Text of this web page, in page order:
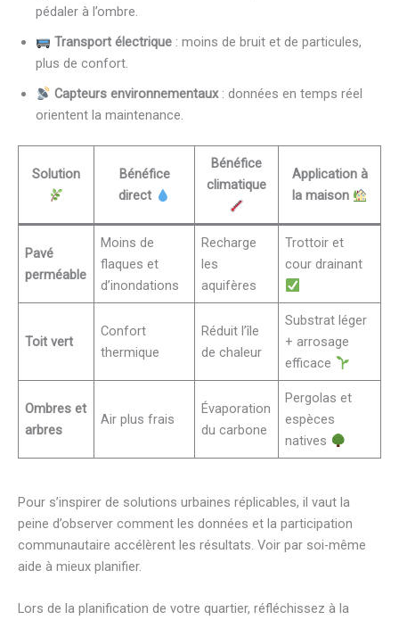
pédaler à l’ombre.
Transport électrique: moins de bruit et de particules,
plus de confort.
Capteurs environnementaux: données en temps réel
orientent la maintenance.
Solution
Bénéfice
direct
Bénéfice
climatique
Application à
la maison
Pavé
perméable
Moins de
flaques et
d’inondations
Recharge
les
aquifères
Trottoir et
cour drainant
Toit vert
Confort
thermique
Réduit l’île
de chaleur
Substrat léger
+ arrosage
efficace
Ombres et
arbres
Air plus frais
Évaporation
du carbone
Pergolas et
espèces
natives
Pour s’inspirer de solutions urbaines réplicables, il vaut la
peine d’observer comment les données et la participation
communautaire accélèrent les résultats. Voir par soi-même
aide à mieux planifier.
Lors de la planification de votre quartier, réfléchissez à la